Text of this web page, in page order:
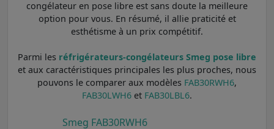
congélateur en pose libre est sans doute la meilleure
option pour vous. En résumé, il allie praticité et
esthétisme à un prix compétitif.
Parmi les réfrigérateurs-congélateurs Smeg pose libre
et aux caractéristiques principales les plus proches, nous
pouvons le comparer aux modèles FAB30RWH6,
FAB30LWH6 et FAB30LBL6.
Smeg FAB30RWH6